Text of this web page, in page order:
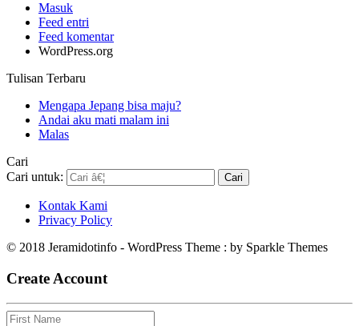
Masuk
Feed entri
Feed komentar
WordPress.org
Tulisan Terbaru
Mengapa Jepang bisa maju?
Andai aku mati malam ini
Malas
Cari
Cari untuk:
Kontak Kami
Privacy Policy
© 2018 Jeramidotinfo - WordPress Theme : by Sparkle Themes
Create Account